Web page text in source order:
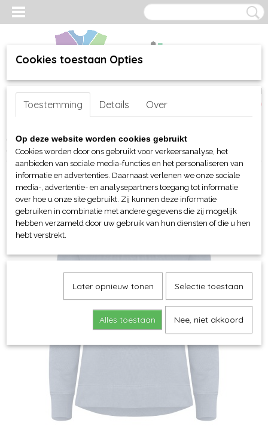
Inloggen Registreren
(0)
Home >webshop>Per merk >Clique >Voor haar
sweatshirts> Clique Miami Pro Sweater dames
Cookies toestaan Opties
Toestemming Details Over
Op deze website worden cookies gebruikt
Cookies worden door ons gebruikt voor verkeersanalyse, het
aanbieden van sociale media-functies en het personaliseren van
informatie en advertenties. Daarnaast verlenen we onze sociale
media-, advertentie- en analysepartners toegang tot informatie
over hoe u onze site gebruikt. Zij kunnen deze informatie
gebruiken in combinatie met andere gegevens die zij mogelijk
hebben verzameld door uw gebruik van hun diensten of die u hen
hebt verstrekt.
Later opnieuw tonen Selectie toestaan
Alles toestaan Nee, niet akkoord